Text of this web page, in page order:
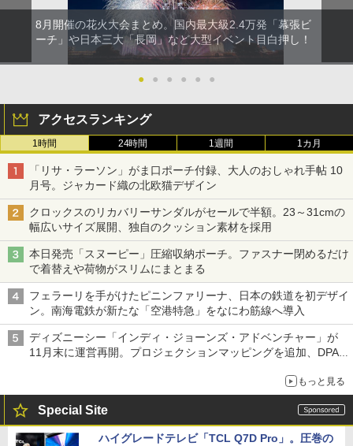
8月開催の花火大会まとめ。国内最大級2.4万発「幕張ビ
ーチ」や日本三大「長岡」など大型イベント目白押し！
● ● ● ● ● ●
アクセスランキング
1時間 24時間 1週間 1カ月
「リサ・ラーソン」がま口ポーチ付録、大人のおしゃれ手帖 10
月号。ジャカード織の北欧猫デザイン
クロックスのリカバリーサンダルがセールで半額。23～31cmの
幅広いサイズ展開、独自のクッション素材を採用
本日発売「スヌーピー」圧縮収納ポーチ。ファスナー閉めるだけ
で着替えや荷物がスリムにまとまる
フェラーリを手がけたピニンファリーナ、日本の鉄道を初デザイ
ン。南海電鉄が新たな「空港特急」をなにわ筋線へ導入
ディズニーシー「インディ・ジョーンズ・アドベンチャー」が
11月末に運営再開。プロジェクションマッピングを追加、DPA
もっと見る
Special Site
ハイグレードテレビ「TCL Q7D Pro」。圧巻の